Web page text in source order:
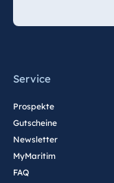
Service
Prospekte
Gutscheine
Newsletter
MyMaritim
FAQ